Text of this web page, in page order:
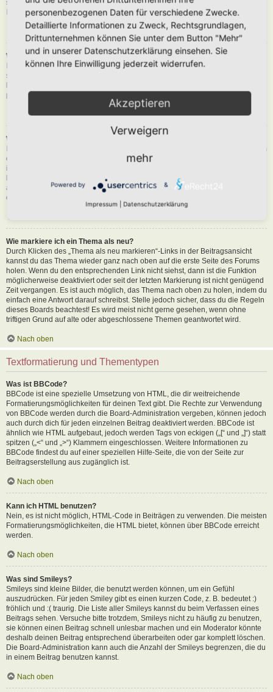
siehst du eine Schaltfläche in der Nähe des Beitrags, um diesen zu melden.
Du wirst dann durch die weiteren Schritte geführt.
Nach oben
Was bewirkt die „Speichern“-Schaltfläche beim Schreiben eines Beitrags?
Hiermit kannst du die geschriebene Entwürfe speichern und zu einem
späteren Zeitpunkt vervollständigen und absenden. Den gesicherten Beitrag
kannst du mit der Funktion „Gespeicherte Entwürfe verwalten“ in deinem
persönlichen Bereich erneut laden.
Nach oben
Warum muss mein Beitrag erst freigegeben werden?
Die Board-Administration kann entschieden haben, dass in dem Forum, in dem
du einen Beitrag erstellt hast, die Beiträge zuerst geprüft werden müssen. Es
ist auch möglich, dass die Administration dich zu einer Gruppe von Benutzern
hinzugefügt hat, bei denen sie die Beiträge erst begutachten möchte, bevor sie
auf der Seite sichtbar werden. Bitte kontaktiere die Board-Administration, wenn
du weitere Informationen dazu benötigst.
Wie markiere ich ein Thema als neu?
Durch Klicken des „Thema als neu markieren“-Links in der Beitragsansicht
kannst du das Thema wieder ganz nach oben auf die erste Seite des Forums
holen. Wenn du den entsprechenden Link nicht siehst, dann ist die Funktion
möglicherweise deaktiviert oder seit der letzten Markierung ist nicht genügend
Zeit vergangen. Es ist auch möglich, das Thema nach oben zu holen, indem du
einfach eine Antwort darauf schreibst. Stelle jedoch sicher, dass du die Regeln
dieses Boards beachtest! Es wird meist nicht gerne gesehen, wenn ohne
triftigen Grund auf alte oder abgeschlossene Themen geantwortet wird.
Nach oben
Textformatierung und Thementypen
Was ist BBCode?
BBCode ist eine spezielle Umsetzung von HTML, die dir weitreichende
Formatierungsmöglichkeiten für deinen Text gibt. Die Rechte zur Verwendung
von BBCode werden durch die Board-Administration vergeben, können jedoch
auch durch dich für jeden einzelnen Beitrag deaktiviert werden. BBCode ist
ähnlich wie HTML aufgebaut, jedoch werden Tags von eckigen („[“ und „]“) statt
spitzen („<“ und „>“) Klammern eingeschlossen. Weitere Informationen zu
BBCode findest du auf einer speziellen Hilfe-Seite, die von der Seite zur
Beitragserstellung aus zugänglich ist.
Nach oben
Kann ich HTML benutzen?
Nein, es ist nicht möglich, HTML-Code in Beiträgen zu verwenden. Die meisten
Formatierungsmöglichkeiten, die HTML bietet, können über BBCode erreicht
werden.
Nach oben
Was sind Smileys?
Smileys sind kleine Bilder, die benutzt werden können, um ein Gefühl
auszudrücken. Für jeden Smiley gibt es einen kurzen Code, z. B. bedeutet :)
fröhlich und :( traurig. Die Liste aller Smileys kannst du beim Verfassen eines
Beitrags sehen. Versuche bitte trotzdem, Smileys nicht zu häufig zu benutzen,
sie können einen Beitrag schnell unlesbar machen und ein Moderator könnte
deshalb deinen Beitrag entsprechend überarbeiten oder gar komplett löschen.
Die Board-Administration kann auch die Anzahl der Smileys begrenzen, die du
in einem Beitrag benutzen kannst.
Nach oben
personenbezogenen Daten für verschiedene Zwecke.
Detaillierte Informationen zu Zweck, Rechtsgrundlagen,
Drittunternehmen können Sie unter dem Button "Mehr"
und in unserer Datenschutzerklärung einsehen. Sie
können Ihre Einwilligung jederzeit widerrufen.
Akzeptieren
Verweigern
mehr
Powered by &
Impressum Datenschutzerklärung